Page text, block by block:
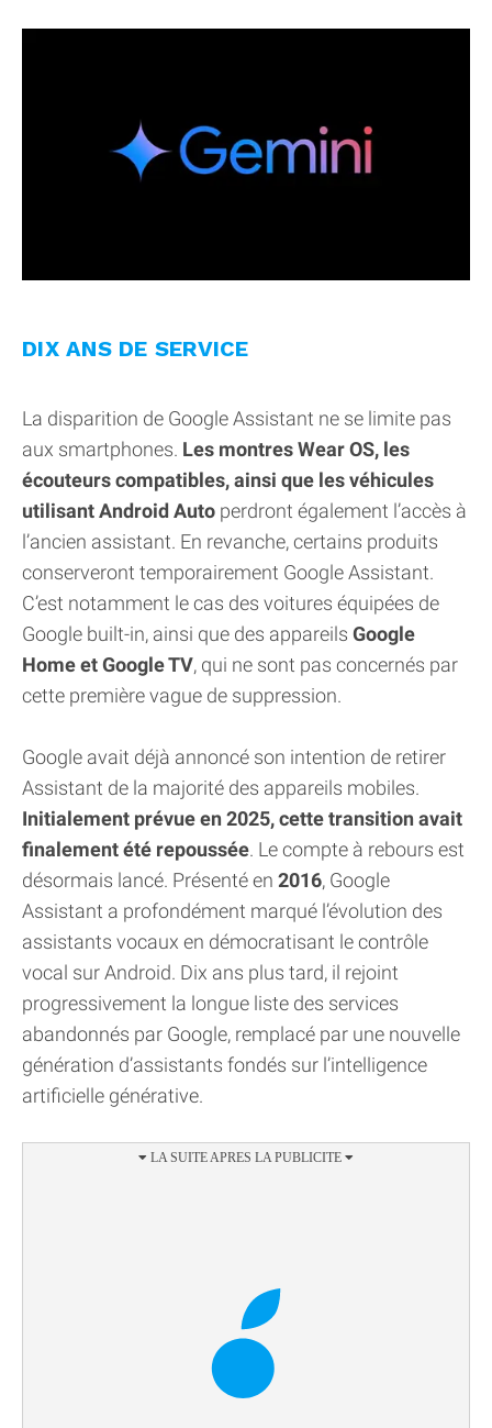
DIX ANS DE SERVICE
La disparition de Google Assistant ne se limite pas
aux smartphones. Les montres Wear OS, les
écouteurs compatibles, ainsi que les véhicules
utilisant Android Auto perdront également l’accès à
l’ancien assistant. En revanche, certains produits
conserveront temporairement Google Assistant.
C’est notamment le cas des voitures équipées de
Google built-in, ainsi que des appareils Google
Home et Google TV, qui ne sont pas concernés par
cette première vague de suppression.
Google avait déjà annoncé son intention de retirer
Assistant de la majorité des appareils mobiles.
Initialement prévue en 2025, cette transition avait
finalement été repoussée. Le compte à rebours est
désormais lancé. Présenté en 2016, Google
Assistant a profondément marqué l’évolution des
assistants vocaux en démocratisant le contrôle
vocal sur Android. Dix ans plus tard, il rejoint
progressivement la longue liste des services
abandonnés par Google, remplacé par une nouvelle
génération d’assistants fondés sur l’intelligence
artificielle générative.